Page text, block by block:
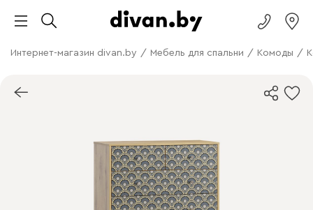
Интернет-магазин divan.by / Мебель для спальни / Комоды /